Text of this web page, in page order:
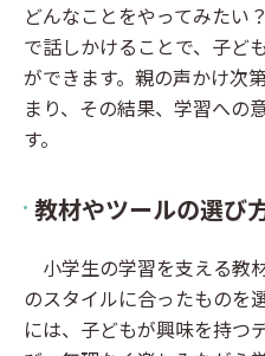
どんなことをやってみたい
で話しかけることで、子ど
ができます。親の声かけ次
まり、その結果、学習への
す。
教材やツールの選び
小学生の学習を支える教
のスタイルに合ったものを
には、子どもが興味を持つ